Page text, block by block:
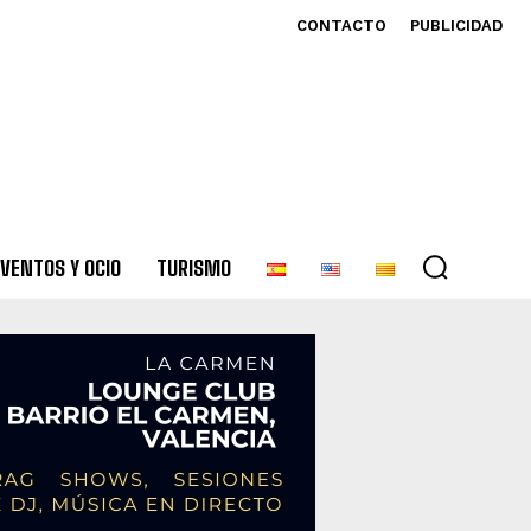
CONTACTO PUBLICIDAD
Y OCIO TURISMO